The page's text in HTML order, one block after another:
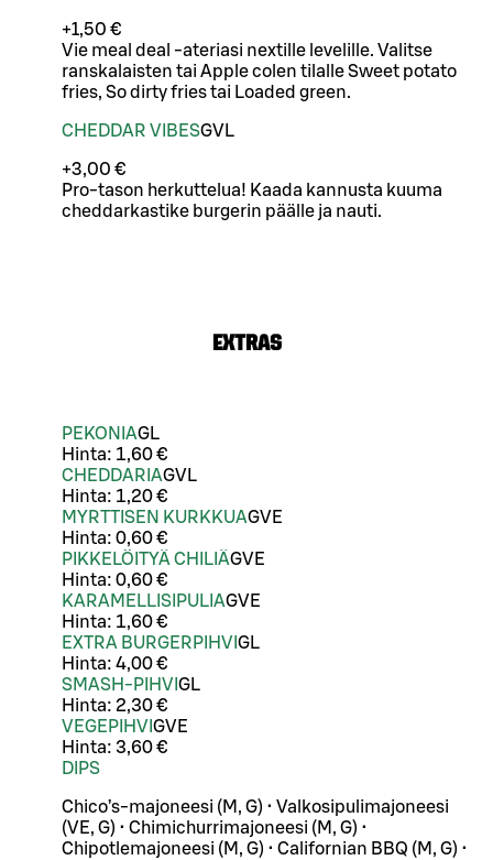
+1,50 €
Vie meal deal -ateriasi nextille levelille. Valitse
ranskalaisten tai Apple colen tilalle Sweet potato
fries, So dirty fries tai Loaded green.
CHEDDAR VIBESGVL
+3,00 €
Pro-tason herkuttelua! Kaada kannusta kuuma
cheddarkastike burgerin päälle ja nauti.
EXTRAS
PEKONIAGL
Hinta: 1,60 €
CHEDDARIAGVL
Hinta: 1,20 €
MYRTTISEN KURKKUAGVE
Hinta: 0,60 €
PIKKELÖITYÄ CHILIÄGVE
Hinta: 0,60 €
KARAMELLISIPULIAGVE
Hinta: 1,60 €
EXTRA BURGERPIHVI GL
Hinta: 4,00 €
SMASH-PIHVI GL
Hinta: 2,30 €
VEGEPIHVI GVE
Hinta: 3,60 €
DIPS
Chico’s-majoneesi (M, G) • Valkosipulimajoneesi
(VE, G) • Chimichurrimajoneesi (M, G) •
Chipotlemajoneesi (M, G) • Californian BBQ (M, G) •